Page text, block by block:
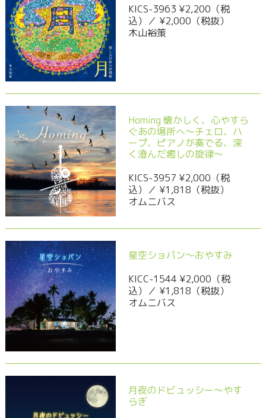
KICS-3963 ¥2,200（税
込）／ ¥2,000（税抜）
木山裕策
Homing 懐かしく、心やすら
ぐあの場所へ～チェロ、ハ
ープ、ピアノが奏でる、深
く澄んだ癒しの旋律～
KICS-3957 ¥2,000（税
込）／ ¥1,818（税抜）
オムニバス
星空ショパン～おやすみ
KICC-1544 ¥2,000（税
込）／ ¥1,818（税抜）
オムニバス
月夜のドビュッシー～やす
らぎ